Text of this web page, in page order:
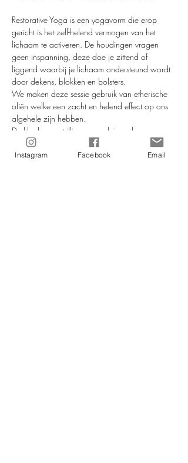
Restorative Yoga is een yogavorm die erop
gericht is het zelf-helend vermogen van het
lichaam te activeren. De houdingen vragen
geen inspanning, deze doe je zittend of
liggend waarbij je lichaam ondersteund wordt
door dekens, blokken en bolsters.
We maken deze sessie gebruik van etherische
oliën welke een zacht en helend effect op ons
algehele zijn hebben.
De klanken en trillingen van bijzondere
instrumenten verzachten en verstillen ons fysiek,
mentaal en emotioneel en bieden ruimte voor
Instagram Facebook Email